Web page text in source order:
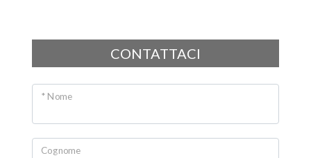
CONTATTACI
* Nome
Cognome
Lusso